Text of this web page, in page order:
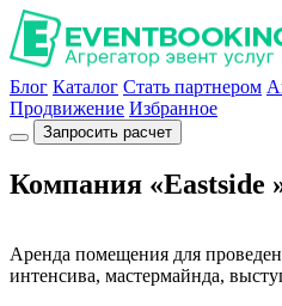
Блог Каталог Стать партнером
Продвижение Избранное
Запросить расчет
Компания «Eastside
Аренда помещения для
интенсива, мастермайнда,